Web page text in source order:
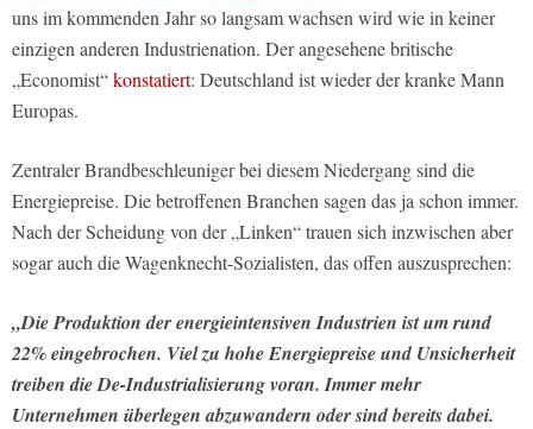
uns im kommenden Jahr so langsam wachsen wird wie in keiner
einzigen anderen Industrienation. Der angesehene britische
„Economist“konstatiert: Deutschland ist wieder der kranke Mann
Europas.
Zentraler Brandbeschleuniger bei diesem Niedergang sind die
Energiepreise. Die betroffenen Branchen sagen das ja schon immer.
Nach der Scheidung von der „Linken“ trauen sich inzwischen aber
sogar auch die Wagenknecht-Sozialisten, das offen auszusprechen:
„Die Produktion der energieintensiven Industrien ist um rund
22% eingebrochen. Viel zu hohe Energiepreise und Unsicherheit
treiben die De-Industrialisierung voran. Immer mehr
Unternehmen überlegen abzuwandern oder sind bereits dabei.